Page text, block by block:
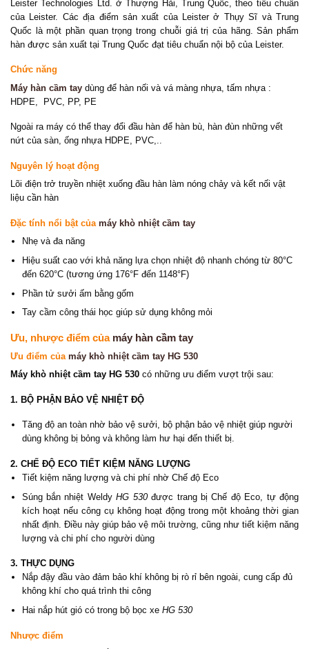
Leister Technologies Ltd. ở Thượng Hải, Trung Quốc, theo tiêu chuẩn
của Leister. Các địa điểm sản xuất của Leister ở Thụy Sĩ và Trung
Quốc là một phần quan trọng trong chuỗi giá trị của hãng. Sản phẩm
hàn được sản xuất tại Trung Quốc đạt tiêu chuẩn nội bộ của Leister.
Chức năng
Máy hàn cầm tay dùng để hàn nối và vá màng nhựa, tấm nhựa :
HDPE, PVC, PP, PE
Ngoài ra máy có thể thay đổi đầu hàn để hàn bù, hàn đùn những vết
nứt của sàn, ống nhựa HDPE, PVC,..
Nguyên lý hoạt động
Lõi điện trở truyền nhiệt xuống đầu hàn làm nóng chảy và kết nối vật
liệu cần hàn
Đặc tính nổi bật của máy khò nhiệt cầm tay
Nhẹ và đa năng
Hiệu suất cao với khả năng lựa chọn nhiệt độ nhanh chóng từ 80°C
đến 620°C (tương ứng 176°F đến 1148°F)
Phần tử sưởi ấm bằng gốm
Tay cầm công thái học giúp sử dụng không mỏi
Ưu, nhược điểm của máy hàn cầm tay
Ưu điểm của máy khò nhiệt cầm tay HG 530
Máy khò nhiệt cầm tay HG 530 có những ưu điểm vượt trội sau:
1. BỘ PHẬN BẢO VỆ NHIỆT ĐỘ
Tăng độ an toàn nhờ bảo vệ sưởi, bộ phận bảo vệ nhiệt giúp người
dùng không bị bỏng và không làm hư hại đến thiết bị.
2. CHẾ ĐỘ ECO TIẾT KIỆM NĂNG LƯỢNG
Tiết kiệm năng lượng và chi phí nhờ Chế độ Eco
Súng bắn nhiệt WeldyHG 530được trang bị Chế độ Eco, tự động
kích hoạt nếu công cụ không hoạt động trong một khoảng thời gian
nhất định. Điều này giúp bảo vệ môi trường, cũng như tiết kiệm năng
lượng và chi phí cho người dùng
3. THỰC DỤNG
Nắp đậy đầu vào đảm bảo khí không bị rò rỉ bên ngoài, cung cấp đủ
không khí cho quá trình thi công
Hai nắp hút gió có trong bộ bọc xe HG 530
Nhược điểm